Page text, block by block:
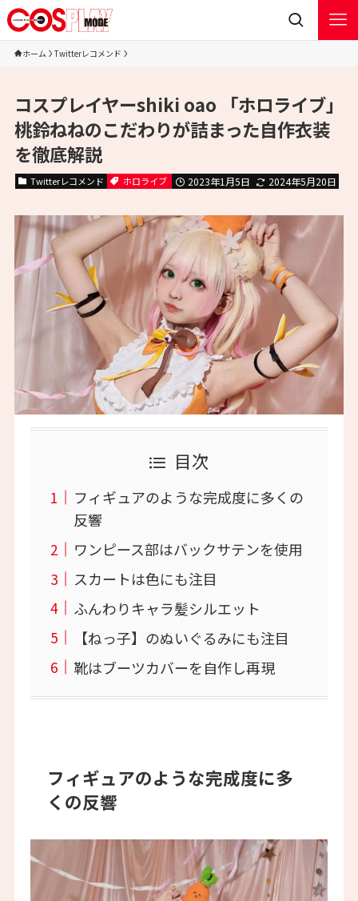
ホーム Twitterレコメンド
コスプレイヤーshiki oao 「ホロライブ」
桃鈴ねねのこだわりが詰まった自作衣装
を徹底解説
Twitterレコメンド ホロライブ 2023年1月5日 2024年5月20日
目次
フィギュアのような完成度に多くの
反響
ワンピース部はバックサテンを使用
スカートは色にも注目
ふんわりキャラ髪シルエット
【ねっ子】のぬいぐるみにも注目
靴はブーツカバーを自作し再現
フィギュアのような完成度に多
くの反響